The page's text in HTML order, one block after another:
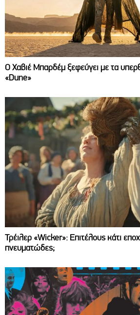
O Χαβιέ Μπαρδέμ ξεφεύγει με τα
«Dune»
Τρέιλερ «Wicker»: Επιτέλους κάτι
πνευματώδες;